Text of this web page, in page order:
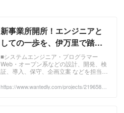
新事業所開所！エンジニアと
しての一歩を、伊万里で踏み
出してみませんか？ - 株式会社
クリエイティブリソースイン
スティチュートのシステムエ
ンジニアの採用 - Wantedly
■システムエンジニア・プログラマー
Web・オープン系などの設計、開発、検
証、導入、保守、企画立案 などを担当し
https://www.wantedly.com/projects/2196583?